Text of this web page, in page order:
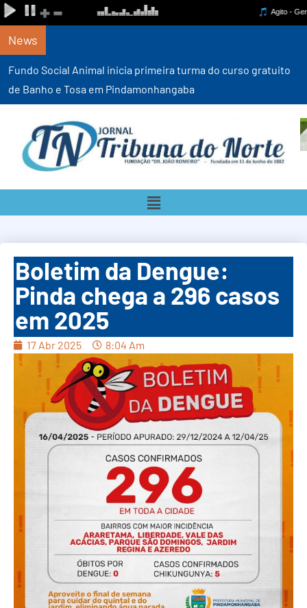
News
Fundo Social Animal inicia primeira turma do curso gratuito
de Banho e Tosa em Pindamonhangaba
Boletim da Dengue:
Pinda chega a 296 casos
em 2025
17 Abr 2025 8:04 Am